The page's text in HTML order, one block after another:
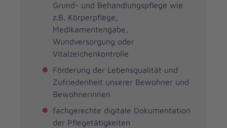
Grund- und Behandlungspflege wie
z.B. Körperpflege,
Medikamentengabe,
Wundversorgung oder
Vitalzeichenkontrolle
Förderung der Lebensqualität und
Zufriedenheit unserer Bewohner und
Bewohnerinnen
fachgerechte digitale Dokumentation
der Pflegetätigkeiten